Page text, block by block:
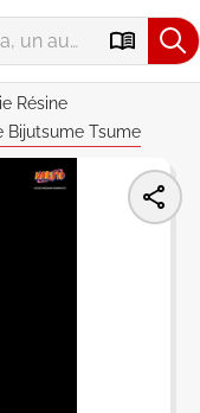
Résine
Bijutsume Tsume